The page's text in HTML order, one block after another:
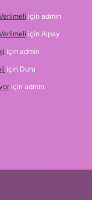
için admin
için Alpay
için admin
için Duru
için admin